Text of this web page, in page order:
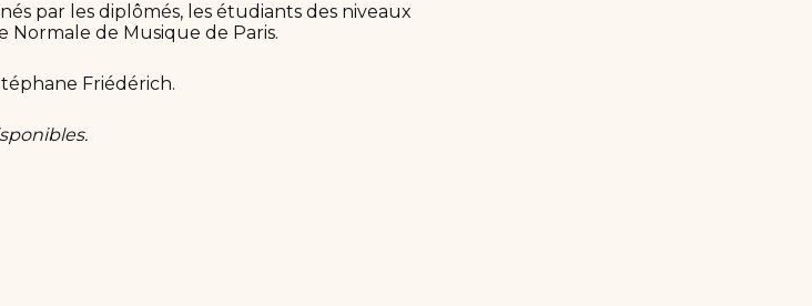
par les diplômés, les étudiants des niveaux
Normale de Musique de Paris.
Friédérich.